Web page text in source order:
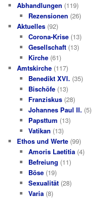
Abhandlungen (119)
Rezensionen (26)
Aktuelles (92)
Corona-Krise(13)
Gesellschaft(13)
Kirche(61)
Amtskirche (117)
Benedikt XVI. (35)
Bischöfe(13)
Franziskus(28)
Johannes Paul II. (5)
Papsttum (13)
Vatikan (13)
Ethos und Werte (99)
Amoris Laetitia(4)
Befreiung (11)
Böse(19)
Sexualität(28)
Varia(8)